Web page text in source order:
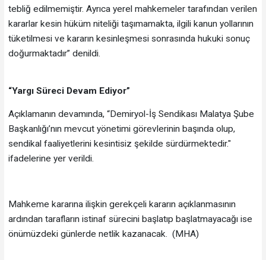
tebliğ edilmemiştir. Ayrıca yerel mahkemeler tarafından verilen
kararlar kesin hüküm niteliği taşımamakta, ilgili kanun yollarının
tüketilmesi ve kararın kesinleşmesi sonrasında hukuki sonuç
doğurmaktadır” denildi.
“Yargı Süreci Devam Ediyor”
Açıklamanın devamında, “Demiryol-İş Sendikası Malatya Şube
Başkanlığı’nın mevcut yönetimi görevlerinin başında olup,
sendikal faaliyetlerini kesintisiz şekilde sürdürmektedir."
ifadelerine yer verildi.
Mahkeme kararına ilişkin gerekçeli kararın açıklanmasının
ardından tarafların istinaf sürecini başlatıp başlatmayacağı ise
önümüzdeki günlerde netlik kazanacak. (MHA)